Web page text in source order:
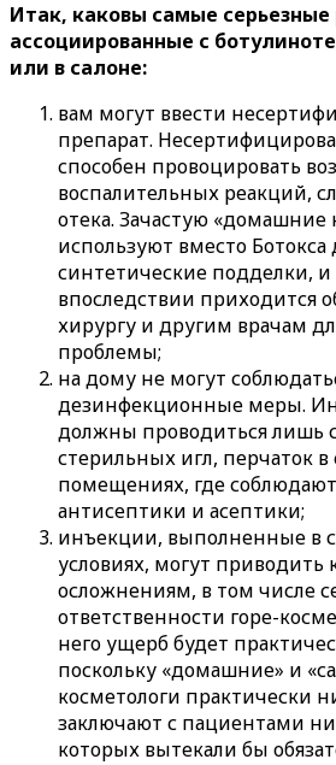
Итак, каковы самые серьезные
ассоциированные с
или в салоне:
вам могут ввести
препарат.
способен провоцировать
воспалительных реакций,
отека. Зачастую «домашние
используют вместо
синтетические подделки,
впоследствии приходится
хирургу и другим врачам
проблемы;
на дому не могут
дезинфекционные меры.
должны проводиться лишь
стерильных игл, перчаток
помещениях, где
антисептики и асептики;
инъекции, выполненные в
условиях, могут
осложнениям, в том числе
ответственности горе-
него ущерб будет
поскольку «домашние» и
косметологи практически
заключают с пациентами
которых вытекали бы